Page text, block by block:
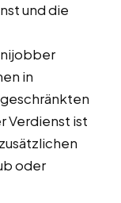
und die
in
Verdienst ist
oder